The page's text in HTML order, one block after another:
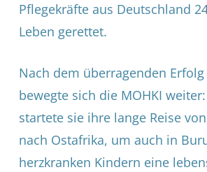
Pflegekräfte aus Deutschland
Leben gerettet.
Nach dem überragenden
bewegte sich die MOHKI
startete sie ihre lange Reise
nach Ostafrika, um auch in
herzkranken Kindern eine